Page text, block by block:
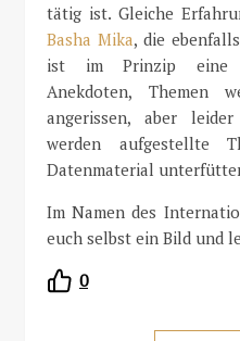
tätig ist. Gleiche
Basha Mika, die
ist im Prinzip eine
Anekdoten, Themen
angerissen, aber
werden aufgestellte
Datenmaterial
Im Namen des
euch selbst ein Bild und
0